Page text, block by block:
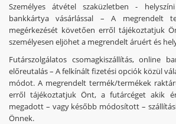
Személyes átvétel szaküzletben -
bankkártya vásárlással – A megrendelt
megérkezését követően erről tájékoztatjuk
személyesen eljöhet a megrendelt áruért és
Futárszolgálatos csomagkiszállítás, online
előreutalás– A felkínált fizetési opciók közül
módot. A megrendelt termék/termékek
erről tájékoztatjuk Önt, a futárcéget akik
megadott – vagy később módosított –
Önnek.